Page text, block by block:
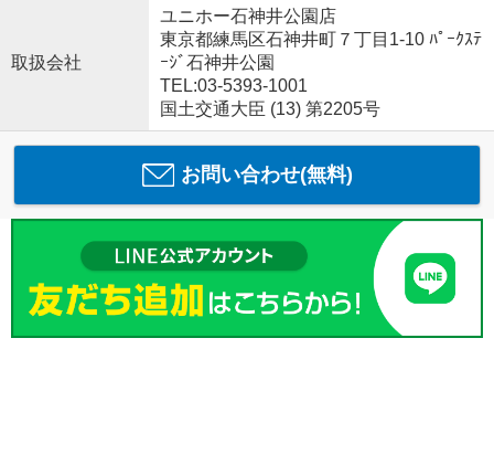
取扱会社
ユニホー石神井公園店
東京都練馬区石神井町７丁目1-10 ﾊﾟｰｸｽﾃ
ｰｼﾞ石神井公園
TEL:03-5393-1001
国土交通大臣 (13) 第2205号
お問い合わせ(無料)